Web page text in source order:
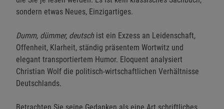
sondern etwas Neues, Einzigartiges.
Dumm, dümmer, deutsch ist ein Exzess an Leidenschaft,
Offenheit, Klarheit, ständig präsentem Wortwitz und
elegant transportiertem Humor. Eloquent analysiert
Christian Wolf die politisch-wirtschaftlichen Verhältnisse
Deutschlands.